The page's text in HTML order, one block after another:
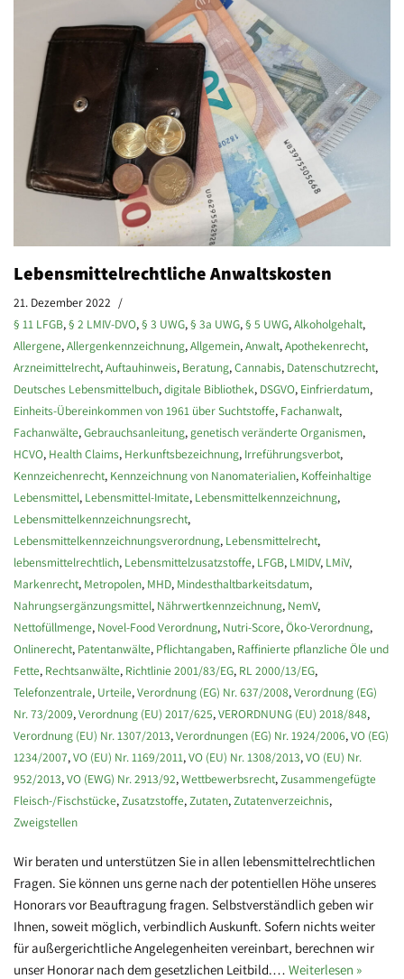
Lebensmittelrechtliche Anwaltskosten
21. Dezember 2022
§ 11 LFGB,§ 2 LMIV-DVO,§ 3 UWG,§ 3a UWG,§ 5 UWG,Alkoholgehalt,
Allergene,Allergenkennzeichnung,Allgemein,Anwalt,Apothekenrecht,
Arzneimittelrecht,Auftauhinweis, Beratung,Cannabis, Datenschutzrecht,
Deutsches Lebensmittelbuch,digitale Bibliothek, DSGVO, Einfrierdatum,
Einheits-Übereinkommen von 1961 über Suchtstoffe, Fachanwalt,
Fachanwälte,Gebrauchsanleitung, genetisch veränderte Organismen,
HCVO, Health Claims, Herkunftsbezeichnung, Irreführungsverbot,
Kennzeichenrecht, Kennzeichnung von Nanomaterialien, Koffeinhaltige
Lebensmittel, Lebensmittel-Imitate, Lebensmittelkennzeichnung,
Lebensmittelkennzeichnungsrecht,
Lebensmittelkennzeichnungsverordnung, Lebensmittelrecht,
lebensmittelrechtlich, Lebensmittelzusatzstoffe, LFGB, LMIDV, LMiV,
Markenrecht, Metropolen, MHD, Mindesthaltbarkeitsdatum,
Nahrungsergänzungsmittel, Nährwertkennzeichnung, NemV,
Nettofüllmenge, Novel-Food Verordnung, Nutri-Score,Öko-Verordnung,
Onlinerecht, Patentanwälte, Pflichtangaben, Raffinierte pflanzliche Öle und
Fette, Rechtsanwälte, Richtlinie 2001/83/EG, RL 2000/13/EG,
Telefonzentrale, Urteile,Verordnung (EG) Nr. 637/2008,Verordnung (EG)
Nr. 73/2009,Verordnung (EU) 2017/625,VERORDNUNG (EU) 2018/848,
Verordnung (EU) Nr. 1307/2013,Verordnungen (EG) Nr. 1924/2006,VO (EG)
1234/2007,VO (EU) Nr. 1169/2011,VO (EU) Nr. 1308/2013,VO (EU) Nr.
952/2013,VO (EWG) Nr. 2913/92,Wettbewerbsrecht,Zusammengefügte
Fleisch-/Fischstücke,Zusatzstoffe,Zutaten,Zutatenverzeichnis,
Zweigstellen
Wir beraten und unterstützen Sie in allen lebensmittelrechtlichen
Fragen. Sie können uns gerne nach der potentiellen Höhe unseres
Honorars vor Beauftragung fragen. Selbstverständlich geben wir
Ihnen, soweit möglich, verbindlich Auskunft. Sofern nichts weiter
für außergerichtliche Angelegenheiten vereinbart, berechnen wir
unser Honorar nach dem gesetzlichen Leitbild.… Weiterlesen »